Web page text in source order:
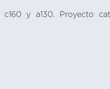
y a130. Proyecto